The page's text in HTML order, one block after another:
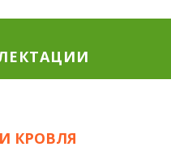
КРОВЛЯ